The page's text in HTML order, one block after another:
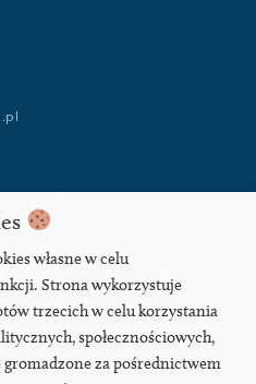
w godzinach 11-15,
gdybym nie odbierała)
własne w celu
Strona wykorzystuje
trzecich w celu korzystania
społecznościowych,
za pośrednictwem